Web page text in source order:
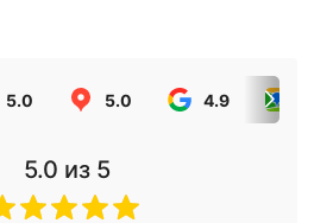
5.0 5.0 4.9
5.0 из 5